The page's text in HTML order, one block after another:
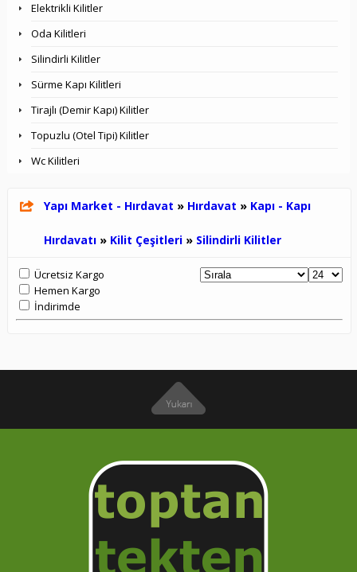
Elektrikli Kilitler
Oda Kilitleri
Silindirli Kilitler
Sürme Kapı Kilitleri
Tirajlı (Demir Kapı) Kilitler
Topuzlu (Otel Tipi) Kilitler
Wc Kilitleri
Yapı Market - Hırdavat » Hırdavat » Kapı - Kapı
Hırdavatı» Kilit Çeşitleri» Silindirli Kilitler
Ücretsiz Kargo
Hemen Kargo
İndirimde